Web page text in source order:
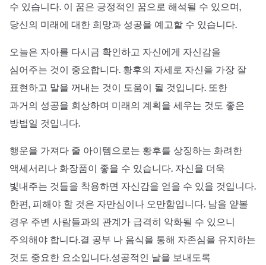
수 있습니다. 이 꿈은 긍정적인 꿈으로 해석될 수 있으며,
당신의 미래에 대한 희망과 성공을 예고할 수 있습니다.
오늘은 자아를 다시금 확인하고 자신에게 자신감을
심어주는 것이 중요합니다. 황후의 자세로 자신을 가장 잘
표현하고 말을 꺼내는 것이 도움이 될 것입니다. 또한
과거의 성공을 회상하며 미래의 계획을 세우는 것도 좋은
방법일 것입니다.
행운을 가져다 줄 아이템으로는 황후를 상징하는 화려한
액세서리나 화장품이 좋을 수 있습니다. 자신을 더욱
빛내주는 것들을 착용하면 자신감을 얻을 수 있을 것입니다.
한편, 피해야 할 것은 자만심이나 오만함입니다. 남을 얕볼
경우 주변 사람들과의 관계가 급격히 악화될 수 있으니
주의해야 합니다.결 공부 나 음식을 통해 자존심을 유지하는
것도 중요한 요소입니다.성공적인 날을 보내도록